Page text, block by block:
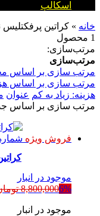
اسکالپ
خانه » کراتین پرفکتلیس
1 محصول
مرتب‌سازی:
مرتب‌سازی
مرتب سازی بر اساس
مرتب سازی بر اساس
هزینه: زیاد به کم عنوان
مرتب سازی بر اساس
فروش ویژه
موجود در انبار
6%
8,800,000
موجود در انبار